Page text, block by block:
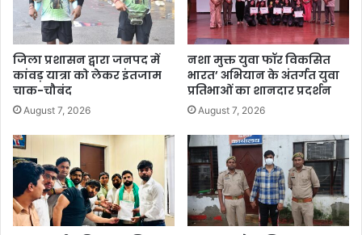
जिला प्रशासन द्वारा जनपद में
कांवड़ यात्रा को लेकर इंतजाम
चाक-चौबंद
August 7, 2026
नशा मुक्त युवा फॉर विकसित
भारत’ अभियान के अंतर्गत युवा
प्रतिभाओं का शानदार प्रदर्शन
August 7, 2026